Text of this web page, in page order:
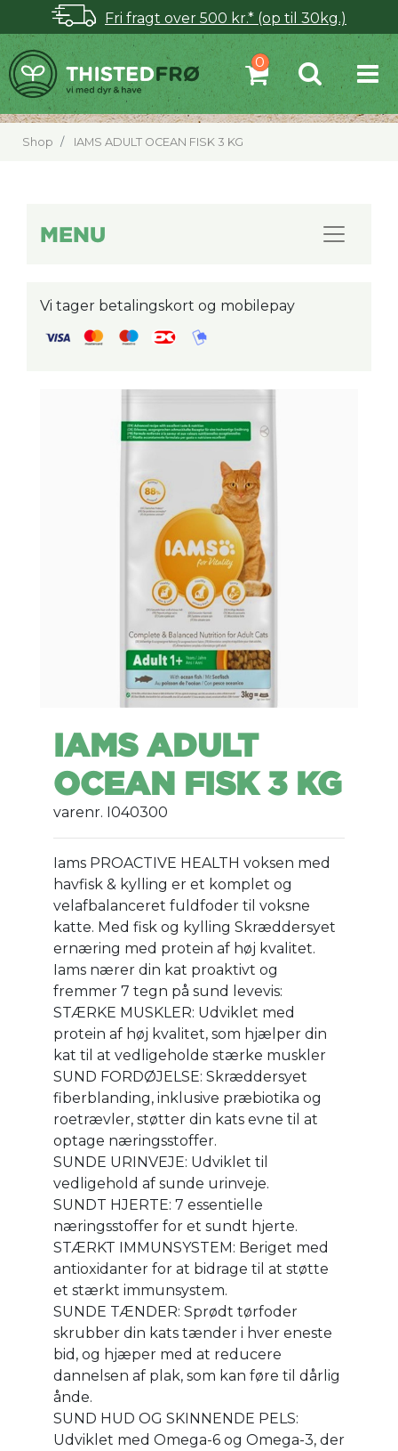
Fri fragt over 500 kr.* (op til 30kg.)
Shop IAMS ADULT OCEAN FISK 3 KG
MENU
Vi tager betalingskort og mobilepay
IAMS ADULT
OCEAN FISK 3 KG
varenr. I040300
Iams PROACTIVE HEALTH voksen med
havfisk & kylling er et komplet og
velafbalanceret fuldfoder til voksne
katte. Med fisk og kylling Skræddersyet
ernæring med protein af høj kvalitet.
Iams nærer din kat proaktivt og
fremmer 7 tegn på sund levevis:
STÆRKE MUSKLER: Udviklet med
protein af høj kvalitet, som hjælper din
kat til at vedligeholde stærke muskler
SUND FORDØJELSE: Skræddersyet
fiberblanding, inklusive præbiotika og
roetrævler, støtter din kats evne til at
optage næringsstoffer.
SUNDE URINVEJE: Udviklet til
vedligehold af sunde urinveje.
SUNDT HJERTE: 7 essentielle
næringsstoffer for et sundt hjerte.
STÆRKT IMMUNSYSTEM: Beriget med
antioxidanter for at bidrage til at støtte
et stærkt immunsystem.
SUNDE TÆNDER: Sprødt tørfoder
skrubber din kats tænder i hver eneste
bid, og hjæper med at reducere
dannelsen af plak, som kan føre til dårlig
ånde.
SUND HUD OG SKINNENDE PELS:
Udviklet med Omega-6 og Omega-3, der